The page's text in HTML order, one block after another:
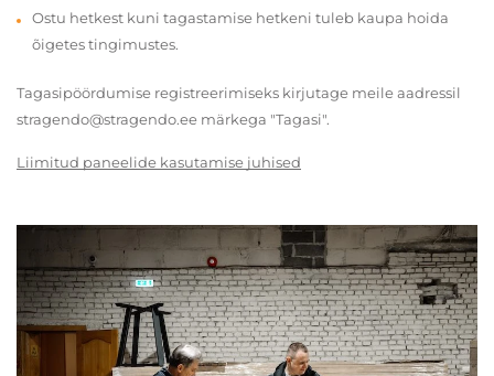
Ostu hetkest kuni tagastamise hetkeni tuleb kaupa hoida
õigetes tingimustes.
Tagasipöördumise registreerimiseks kirjutage meile aadressil
stragendo@stragendo.ee märkega "Tagasi".
Liimitud paneelide kasutamise juhised